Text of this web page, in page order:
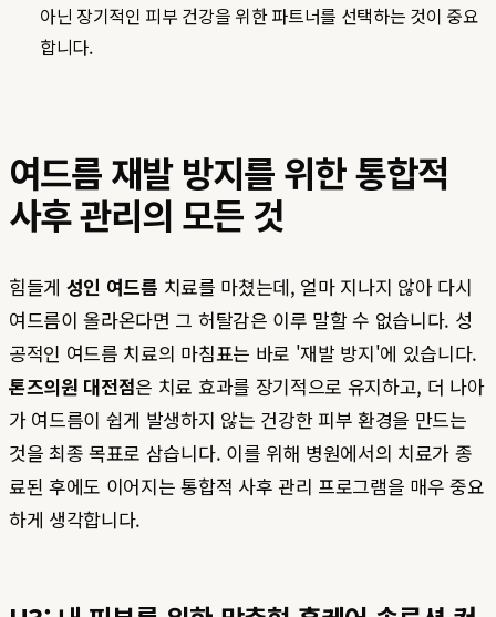
아닌 장기적인 피부 건강을 위한 파트너를 선택하는 것이 중요
합니다.
여드름 재발 방지를 위한 통합적
사후 관리의 모든 것
힘들게 성인 여드름 치료를 마쳤는데, 얼마 지나지 않아 다시
여드름이 올라온다면 그 허탈감은 이루 말할 수 없습니다. 성
공적인 여드름 치료의 마침표는 바로 '재발 방지'에 있습니다.
톤즈의원 대전점은 치료 효과를 장기적으로 유지하고, 더 나아
가 여드름이 쉽게 발생하지 않는 건강한 피부 환경을 만드는
것을 최종 목표로 삼습니다. 이를 위해 병원에서의 치료가 종
료된 후에도 이어지는 통합적 사후 관리 프로그램을 매우 중요
하게 생각합니다.